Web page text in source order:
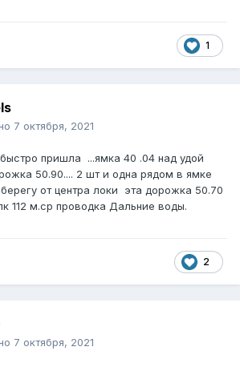
1
7 октября, 2021
пришла ...ямка 40 .04 над удой
50.90.... 2 шт и одна рядом в ямке
от центра локи эта дорожка 50.70
112 м.ср проводка Дальние воды.
2
7 октября, 2021